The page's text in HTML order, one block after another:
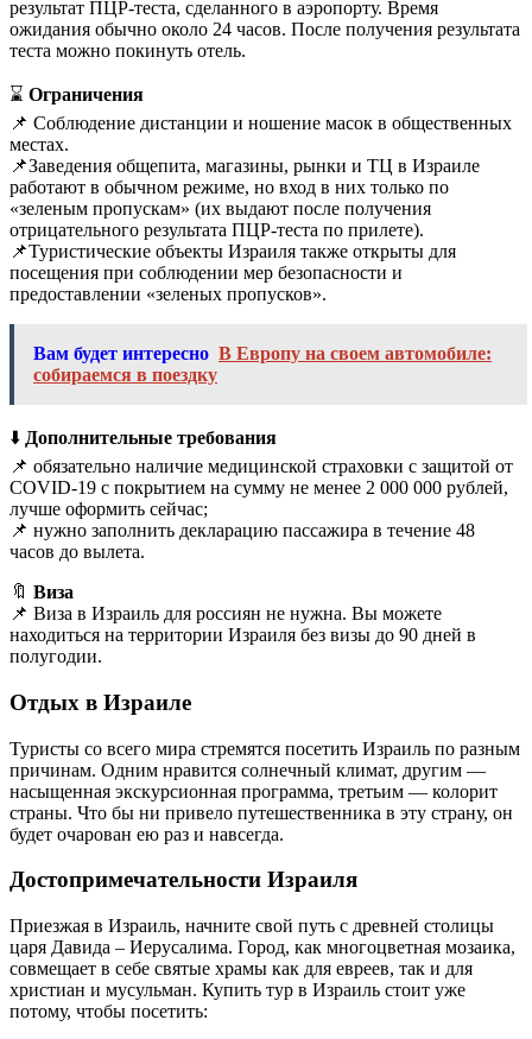
результат ПЦР-теста, сделанного в аэропорту. Время
ожидания обычно около 24 часов. После получения результата
теста можно покинуть отель.
⌛️ Ограничения
📌 Соблюдение дистанции и ношение масок в общественных
местах.
📌Заведения общепита, магазины, рынки и ТЦ в Израиле
работают в обычном режиме, но вход в них только по
«зеленым пропускам» (их выдают после получения
отрицательного результата ПЦР-теста по прилете).
📌Туристические объекты Израиля также открыты для
посещения при соблюдении мер безопасности и
предоставлении «зеленых пропусков».
Вам будет интересно В Европу на своем автомобиле:
собираемся в поездку
⬇️ Дополнительные требования
📌 обязательно наличие медицинской страховки с защитой от
COVID-19 с покрытием на сумму не менее 2 000 000 рублей,
лучше оформить сейчас;
📌 нужно заполнить декларацию пассажира в течение 48
часов до вылета.
🔖 Виза
📌 Виза в Израиль для россиян не нужна. Вы можете
находиться на территории Израиля без визы до 90 дней в
полугодии.
Отдых в Израиле
Туристы со всего мира стремятся посетить Израиль по разным
причинам. Одним нравится солнечный климат, другим —
насыщенная экскурсионная программа, третьим — колорит
страны. Что бы ни привело путешественника в эту страну, он
будет очарован ею раз и навсегда.
Достопримечательности Израиля
Приезжая в Израиль, начните свой путь с древней столицы
царя Давида – Иерусалима. Город, как многоцветная мозаика,
совмещает в себе святые храмы как для евреев, так и для
христиан и мусульман. Купить тур в Израиль стоит уже
потому, чтобы посетить: